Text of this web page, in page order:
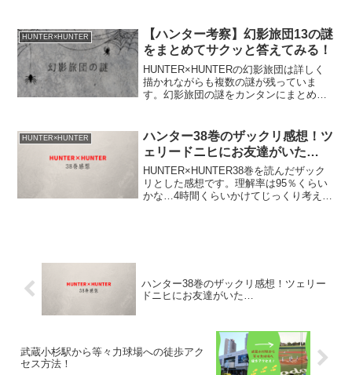
HUNTER×HUNTER
【ハンター考察】幻影旅団13の謎
をまとめてサクッと答えてみる！
HUNTER×HUNTERの幻影旅団は詳しく
描かれながらも複数の謎が残っていま
す。幻影旅団の謎をカンタンにまとめ
HUNTER×HUNTER
ハンター38巻のザックリ感想！ツ
ェリードニヒにお友達がいた…
HUNTER×HUNTER38巻を読んだザック
リとした感想です。理解率は95％くらい
かな…4時間くらいかけてじっくり考えな
ハンター38巻のザックリ感想！ツェリー
ドニヒにお友達がいた…
武蔵小杉駅から等々力球場への徒歩アク
セス方法！